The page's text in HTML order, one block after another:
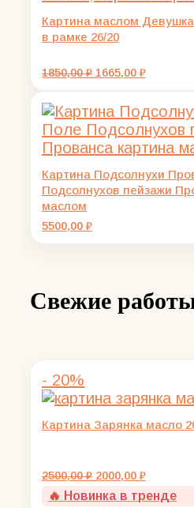
Картина маслом Девушка
в рамке 26/20
1850,00₽ Первоначальная
1850,00 ₽.
1665,00 ₽Текущая
Картина Подсолнухи
Подсолнухов пейзажи
маслом
5500,00 ₽
Свежие
- 20%
Картина Зарянка масло
2500,00₽ Первоначальная
составляла
2000,00 ₽Текущая
2000,00 ₽.
🔥 Новинка в тренде